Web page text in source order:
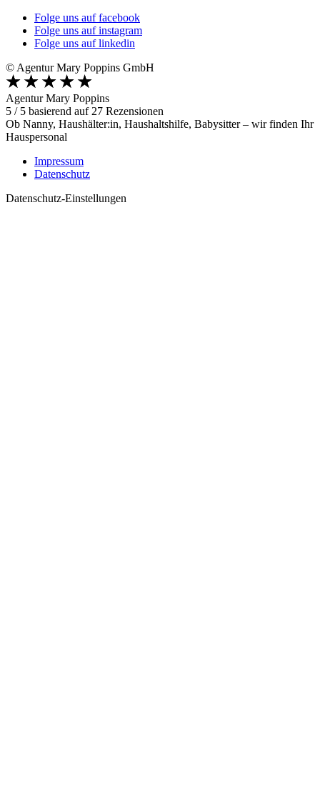
Folge uns auf facebook
Folge uns auf instagram
Folge uns auf linkedin
© Agentur Mary Poppins GmbH
Agentur Mary Poppins
5 / 5 basierend auf 27 Rezensionen
Ob Nanny, Haushälter:in, Haushaltshilfe, Babysitter – wir finden Ihr
Hauspersonal
Impressum
Datenschutz
Datenschutz-Einstellungen